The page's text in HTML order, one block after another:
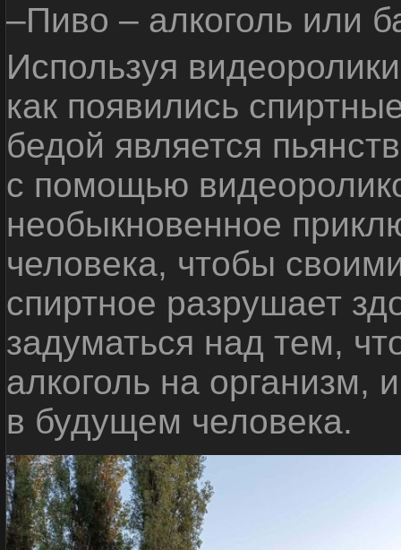
–Пиво – алкоголь или
Используя
как появились
бедой является
с помощью
необыкновенное
человека, чтобы
спиртное разрушает
задуматься над тем,
алкоголь на организм,
в будущем человека.